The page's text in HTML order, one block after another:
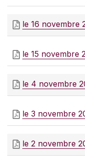
le 16 novembre
le 15 novembre
le 4 novembre
le 3 novembre
le 2 novembre